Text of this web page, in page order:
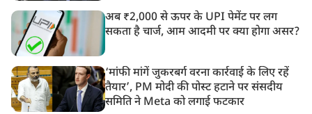
अब ₹2,000 से ऊपर के UPI पेमेंट पर लग
सकता है चार्ज, आम आदमी पर क्या होगा असर?
‘मांफी मांगें जुकरबर्ग वरना कार्रवाई के लिए रहें
तैयार’, PM मोदी की पोस्ट हटाने पर संसदीय
समिति ने Meta को लगाई फटकार